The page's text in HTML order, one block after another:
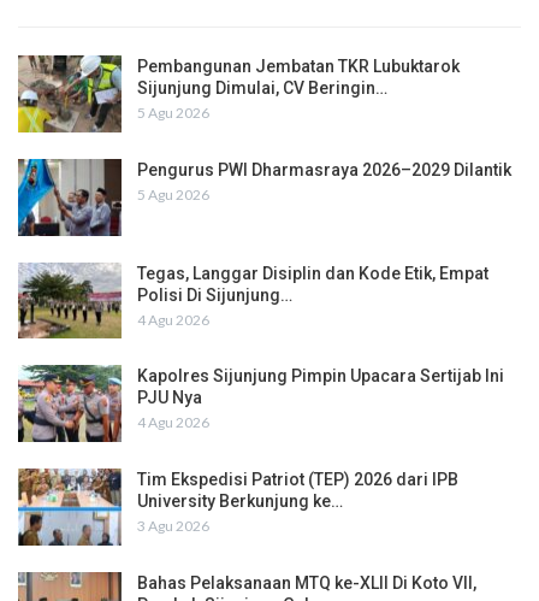
Pembangunan Jembatan TKR Lubuktarok
Sijunjung Dimulai, CV Beringin…
5 Agu 2026
Pengurus PWI Dharmasraya 2026–2029 Dilantik
5 Agu 2026
Tegas, Langgar Disiplin dan Kode Etik, Empat
Polisi Di Sijunjung…
4 Agu 2026
Kapolres Sijunjung Pimpin Upacara Sertijab Ini
PJU Nya
4 Agu 2026
Tim Ekspedisi Patriot (TEP) 2026 dari IPB
University Berkunjung ke…
3 Agu 2026
Bahas Pelaksanaan MTQ ke-XLII Di Koto VII,